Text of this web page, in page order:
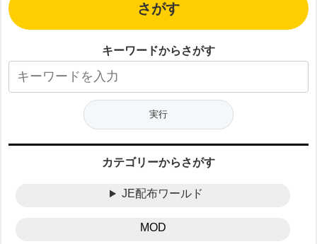
さがす
キーワードからさがす
カテゴリーからさがす
JE配布ワールド
MOD